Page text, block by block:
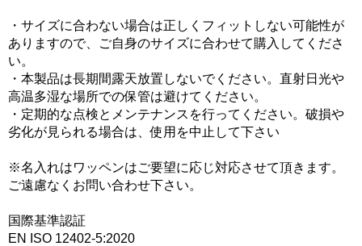
・サイズに合わない場合は正しくフィットしない可能性が
ありますので、ご自身のサイズに合わせて購入してくださ
い。
・本製品は長期間露天放置しないでください。直射日光や
高温多湿な場所での保管は避けてください。
・定期的な点検とメンテナンスを行ってください。破損や
劣化が見られる場合は、使用を中止して下さい
※名入れはワッペンはご要望に応じ対応させて頂きます。
ご遠慮なくお問い合わせ下さい。
国際基準認証
EN ISO 12402-5:2020